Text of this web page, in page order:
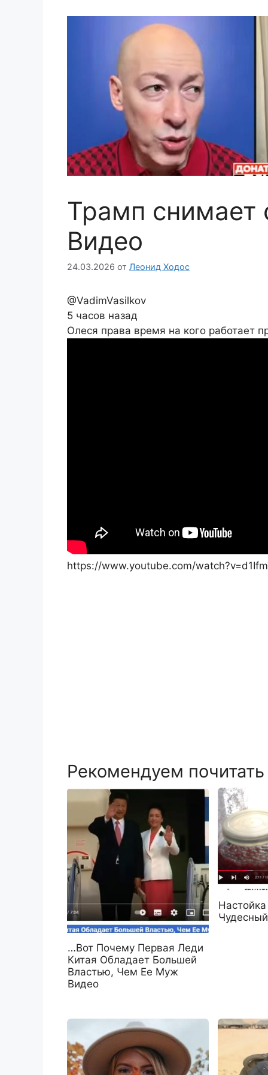
Трамп снимает
Видео
24.03.2026 от Леонид Ходос
@VadimVasilkov
5 часов назад
Олеся права время на кого
https://www.youtube.com/
Рекомендуем почитать
…Вот Почему Первая Леди
Китая Обладает Большей
Властью, Чем Ее Муж
Видео